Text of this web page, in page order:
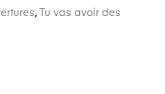
, Tu vas avoir des